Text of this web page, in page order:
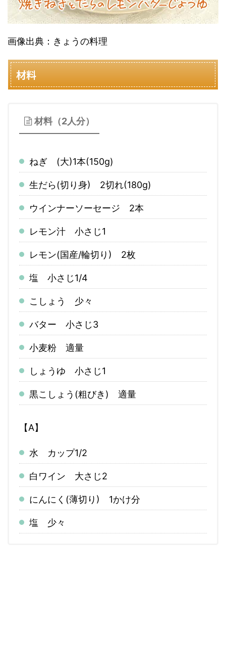
画像出典：きょうの料理
材料
材料（2人分）
ねぎ (大)1本(150g)
生だら(切り身) 2切れ(180g)
ウインナーソーセージ 2本
レモン汁 小さじ1
レモン(国産/輪切り) 2枚
塩 小さじ1/4
こしょう 少々
バター 小さじ3
小麦粉 適量
しょうゆ 小さじ1
黒こしょう(粗びき) 適量
【A】
水 カップ1/2
白ワイン 大さじ2
にんにく(薄切り) 1かけ分
塩 少々